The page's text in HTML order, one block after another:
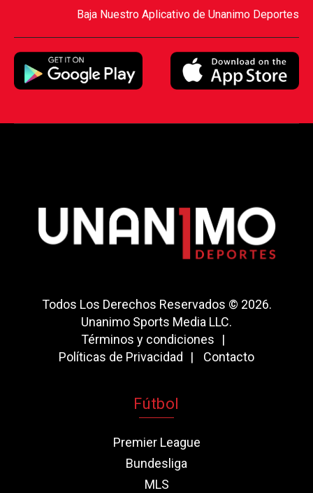
Baja Nuestro Aplicativo de Unanimo Deportes
Todos Los Derechos Reservados © 2026.
Unanimo Sports Media LLC.
Términos y condiciones
Políticas de Privacidad
Contacto
Fútbol
Premier League
Bundesliga
MLS